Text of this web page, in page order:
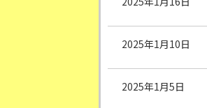
2025年1月10日
2025年1月5日